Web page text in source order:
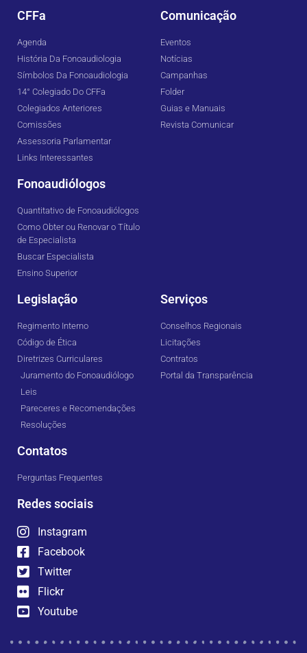
CFFa
Agenda
História Da Fonoaudiologia
Símbolos Da Fonoaudiologia
14° Colegiado Do CFFa
Colegiados Anteriores
Comissões
Assessoria Parlamentar
Links Interessantes
Comunicação
Eventos
Notícias
Campanhas
Folder
Guias e Manuais
Revista Comunicar
Fonoaudiólogos
Quantitativo de Fonoaudiólogos
Como Obter ou Renovar o Título
de Especialista
Buscar Especialista
Ensino Superior
Legislação
Regimento Interno
Código de Ética
Diretrizes Curriculares
Juramento do Fonoaudiólogo
Leis
Pareceres e Recomendações
Resoluções
Serviços
Conselhos Regionais
Licitações
Contratos
Portal da Transparência
Contatos
Perguntas Frequentes
Redes sociais
Instagram
Facebook
Twitter
Flickr
Youtube